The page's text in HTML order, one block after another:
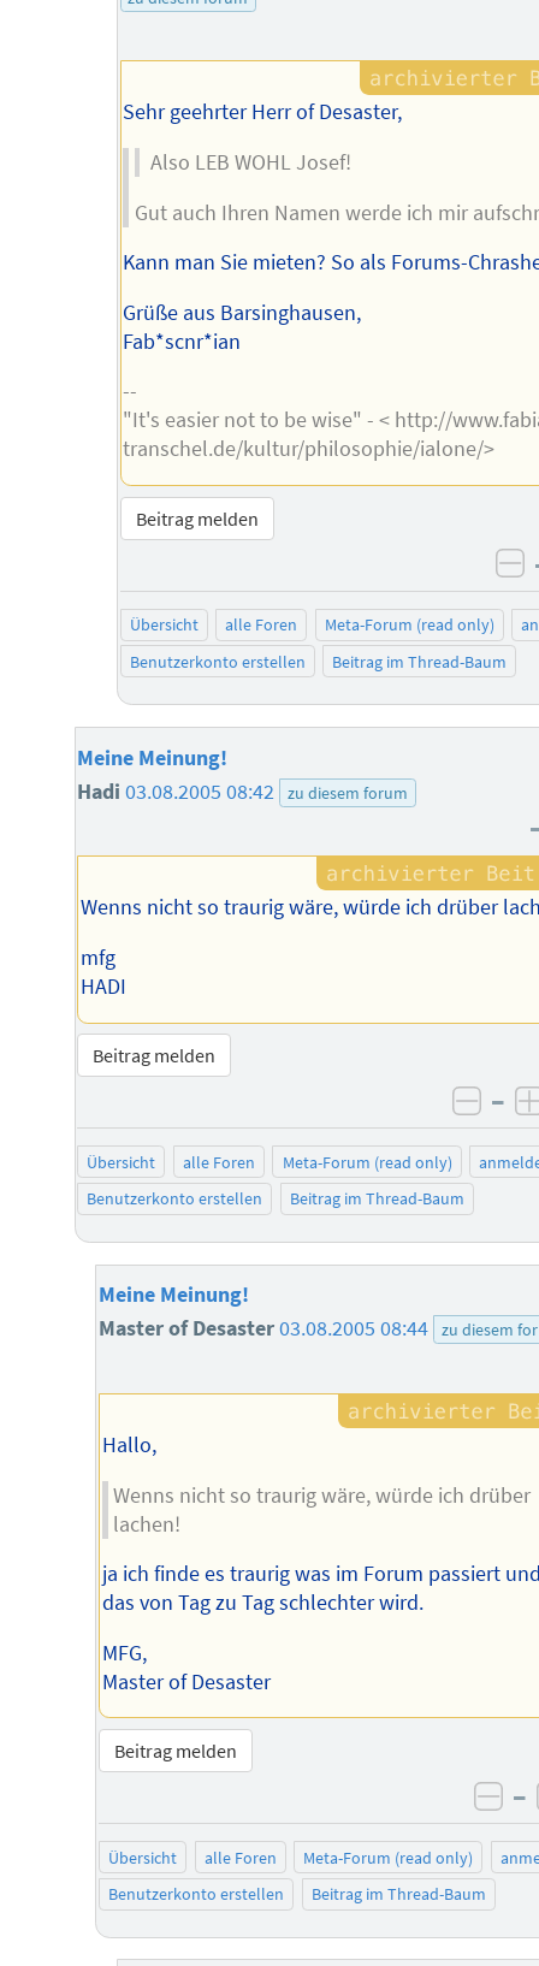
Sehr geehrter Herr of Desaster,
Also LEB WOHL Josef!
Gut auch Ihren Namen werde ich mir
Kann man Sie mieten? So als Forums-
Grüße aus Barsinghausen,
Fab*scnr*ian
--
"It's easier not to be wise" - < http://
transchel.de/kultur/philosophie/ialone/>
Beitrag melden
Übersicht alle Foren Meta-Forum (read only)
Benutzerkonto erstellen
Beitrag im Thread-Baum
Meine Meinung!
Hadi03.08.2005 08:42 zu diesem forum
Wenns nicht so traurig wäre, würde ich drüber
mfg
HADI
Beitrag melden
–
Übersicht alle Foren Meta-Forum (read only)
Benutzerkonto erstellen
Beitrag im Thread-Baum
Meine Meinung!
Master of Desaster03.08.2005 08:44 zu diesem
Hallo,
Wenns nicht so traurig wäre, würde ich drüber
lachen!
ja ich finde es traurig was im Forum passiert
das von Tag zu Tag schlechter wird.
MFG,
Master of Desaster
Beitrag melden
–
Übersicht alle Foren Meta-Forum (read only)
Benutzerkonto erstellen
Beitrag im Thread-Baum